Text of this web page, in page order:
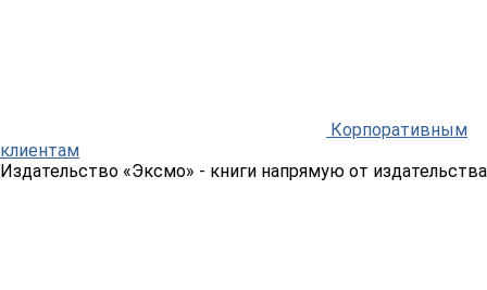
Корпоративным
клиентам
Издательство «Эксмо» - книги напрямую от издательства